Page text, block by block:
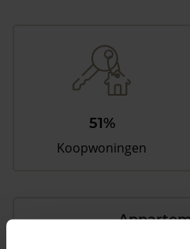
51%
Koopwoningen
aandeel van